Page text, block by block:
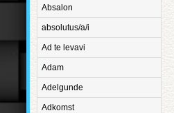
Absalon
absolutus/a/i
Ad te levavi
Adam
Adelgunde
Adkomst